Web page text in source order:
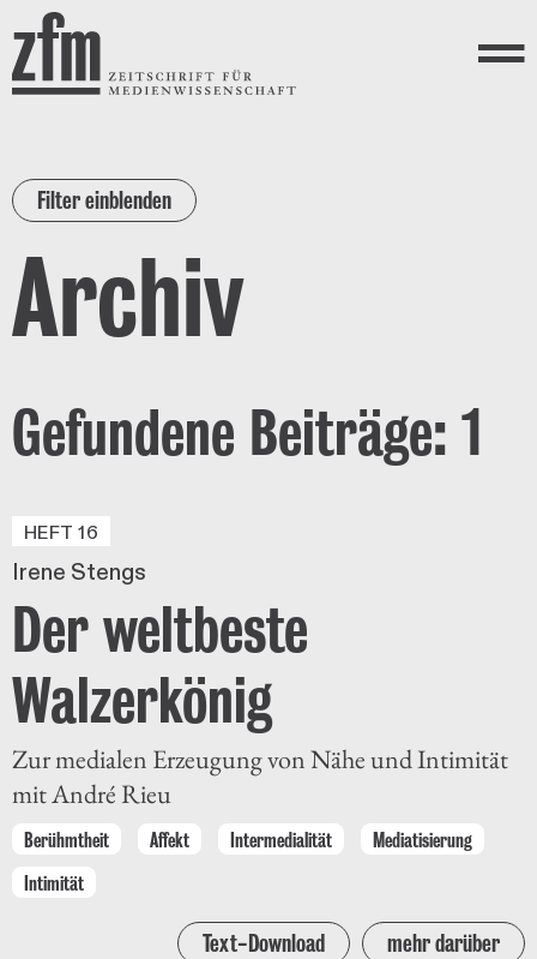
Direkt zum Inhalt
ZEITSCHRIFT FÜR
MEDIENWISSENSCHAFT
Menü
Filter einblenden
Archiv
Gefundene Beiträge: 1
HEFT 16
Irene Stengs
Der weltbeste
Walzerkönig
Zur medialen Erzeugung von Nähe und Intimität
mit André Rieu
Berühmtheit Affekt Intermedialität
Mediatisierung
Intimität
Text-Download mehr darüber